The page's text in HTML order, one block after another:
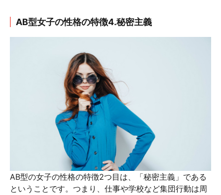
AB型女子の性格の特徴4.秘密主義
AB型の女子の性格の特徴2つ目は、「秘密主義」である
ということです。つまり、仕事や学校など集団行動は周